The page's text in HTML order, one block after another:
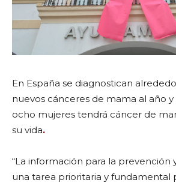
En España se diagnostican
nuevos cánceres de mama al año
ocho mujeres tendrá cáncer de
su vida.
“La información para la prevención
una tarea prioritaria y fundamental